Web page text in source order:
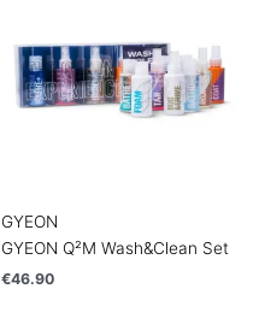
GYEON
GYEON Q²M Wash&Clean Set
€46.90